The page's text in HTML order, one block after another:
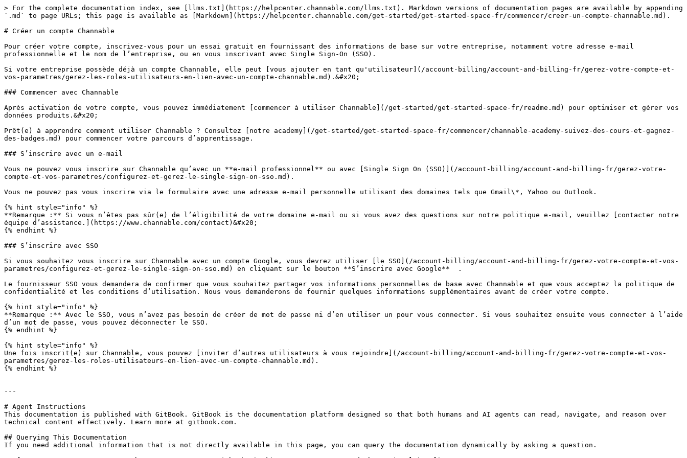
> For the complete documentation index, see [llms.txt](https://helpcenter.channable.com/llms.txt). Markdown versions of documentation pages are available by appending
`.md` to page URLs; this page is available as [Markdown](https://helpcenter.channable.com/get-started/get-started-space-fr/commencer/creer-un-compte-channable.md).
# Créer un compte Channable
Pour créer votre compte, inscrivez-vous pour un essai gratuit en fournissant des informations de base sur votre entreprise, notamment votre adresse e-mail
professionnelle et le nom de l’entreprise, ou en vous inscrivant avec Single Sign-On (SSO).
Si votre entreprise possède déjà un compte Channable, elle peut [vous ajouter en tant qu'utilisateur](/account-billing/account-and-billing-fr/gerez-votre-compte-et-
vos-parametres/gerez-les-roles-utilisateurs-en-lien-avec-un-compte-channable.md).&#x20;
### Commencer avec Channable
Après activation de votre compte, vous pouvez immédiatement [commencer à utiliser Channable](/get-started/get-started-space-fr/readme.md) pour optimiser et gérer vos
données produits.&#x20;
Prêt(e) à apprendre comment utiliser Channable ? Consultez [notre academy](/get-started/get-started-space-fr/commencer/channable-academy-suivez-des-cours-et-gagnez-
des-badges.md) pour commencer votre parcours d’apprentissage.
### S’inscrire avec un e-mail
Vous ne pouvez vous inscrire sur Channable qu’avec un **e-mail professionnel** ou avec [Single Sign On (SSO)](/account-billing/account-and-billing-fr/gerez-votre-
compte-et-vos-parametres/configurez-et-gerez-le-single-sign-on-sso.md).
Vous ne pouvez pas vous inscrire via le formulaire avec une adresse e-mail personnelle utilisant des domaines tels que Gmail\*, Yahoo ou Outlook.
{% hint style="info" %}
**Remarque :** Si vous n’êtes pas sûr(e) de l’éligibilité de votre domaine e-mail ou si vous avez des questions sur notre politique e-mail, veuillez [contacter notre
équipe d’assistance.](https://www.channable.com/contact)&#x20;
{% endhint %}
### S’inscrire avec SSO
Si vous souhaitez vous inscrire sur Channable avec un compte Google, vous devrez utiliser [le SSO](/account-billing/account-and-billing-fr/gerez-votre-compte-et-vos-
parametres/configurez-et-gerez-le-single-sign-on-sso.md) en cliquant sur le bouton **S’inscrire avec Google**  .
Le fournisseur SSO vous demandera de confirmer que vous souhaitez partager vos informations personnelles de base avec Channable et que vous acceptez la politique de
confidentialité et les conditions d’utilisation. Nous vous demanderons de fournir quelques informations supplémentaires avant de créer votre compte.
{% hint style="info" %}
**Remarque :** Avec le SSO, vous n’avez pas besoin de créer de mot de passe ni d’en utiliser un pour vous connecter. Si vous souhaitez ensuite vous connecter à l’aide
d’un mot de passe, vous pouvez déconnecter le SSO.
{% endhint %}
{% hint style="info" %}
Une fois inscrit(e) sur Channable, vous pouvez [inviter d’autres utilisateurs à vous rejoindre](/account-billing/account-and-billing-fr/gerez-votre-compte-et-vos-
parametres/gerez-les-roles-utilisateurs-en-lien-avec-un-compte-channable.md).
{% endhint %}
---
# Agent Instructions
This documentation is published with GitBook. GitBook is the documentation platform designed so that both humans and AI agents can read, navigate, and reason over
technical content effectively. Learn more at gitbook.com.
## Querying This Documentation
If you need additional information that is not directly available in this page, you can query the documentation dynamically by asking a question.